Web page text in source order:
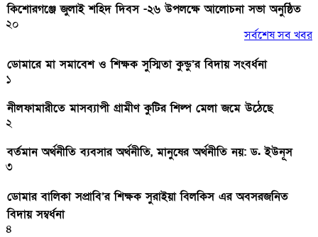
কিশোরগঞ্জে জুলাই শহিদ দিবস -২৬ উপলক্ষে আলোচনা সভা অনুষ্ঠিত
২০
সর্বশেষ সব খবর
ডোমারে মা সমাবেশ ও শিক্ষক সুস্মিতা কুন্ডু’র বিদায় সংবর্ধনা
১
নীলফামারীতে মাসব্যাপী গ্রামীণ কুটির শিল্প মেলা জমে উঠেছে
২
বর্তমান অর্থনীতি ব্যবসার অর্থনীতি, মানুষের অর্থনীতি নয়: ড. ইউনূস
৩
ডোমার বালিকা সপ্রাবি’র শিক্ষক সুরাইয়া বিলকিস এর অবসরজনিত
বিদায় সম্বর্ধনা
৪